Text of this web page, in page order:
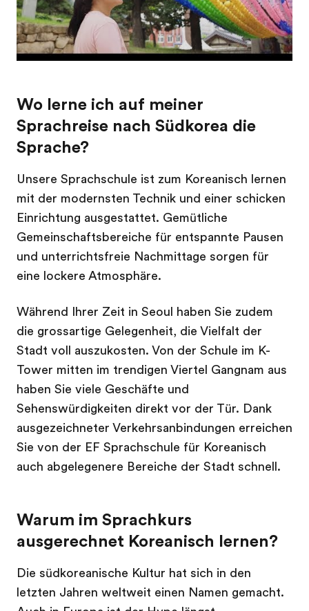
Wo lerne ich auf meiner
Sprachreise nach Südkorea die
Sprache?
Unsere Sprachschule ist zum Koreanisch lernen
mit der modernsten Technik und einer schicken
Einrichtung ausgestattet. Gemütliche
Gemeinschaftsbereiche für entspannte Pausen
und unterrichtsfreie Nachmittage sorgen für
eine lockere Atmosphäre.
Während Ihrer Zeit in Seoul haben Sie zudem
die grossartige Gelegenheit, die Vielfalt der
Stadt voll auszukosten. Von der Schule im K-
Tower mitten im trendigen Viertel Gangnam aus
haben Sie viele Geschäfte und
Sehenswürdigkeiten direkt vor der Tür. Dank
ausgezeichneter Verkehrsanbindungen erreichen
Sie von der EF Sprachschule für Koreanisch
auch abgelegenere Bereiche der Stadt schnell.
Warum im Sprachkurs
ausgerechnet Koreanisch lernen?
Die südkoreanische Kultur hat sich in den
letzten Jahren weltweit einen Namen gemacht.